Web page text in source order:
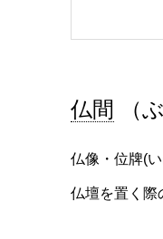
仏間 （
仏像・位牌(
仏壇を置く際